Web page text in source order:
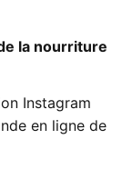
la nourriture
Instagram
en ligne de